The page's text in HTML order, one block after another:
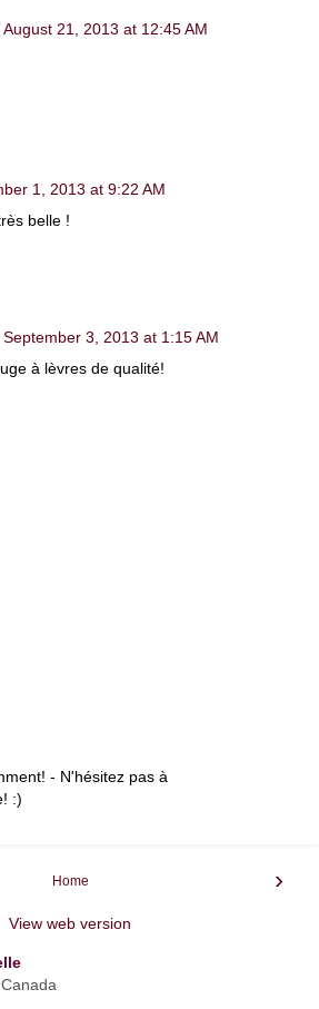
August 21, 2013 at 12:45 AM
1, 2013 at 9:22 AM
belle !
September 3, 2013 at 1:15 AM
à lèvres de qualité!
- N'hésitez pas à
:)
›
Home
View web version